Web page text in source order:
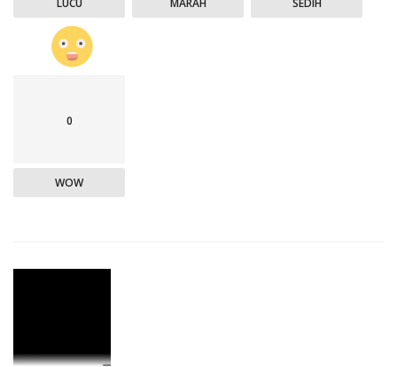
LUCU MARAH SEDIH
0
WOW